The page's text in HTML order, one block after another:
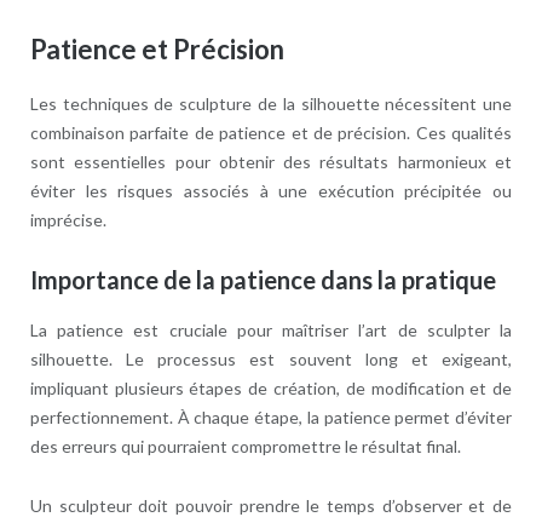
Patience et Précision
Les techniques de sculpture de la silhouette nécessitent une
combinaison parfaite de patience et de précision. Ces qualités
sont essentielles pour obtenir des résultats harmonieux et
éviter les risques associés à une exécution précipitée ou
imprécise.
Importance de la patience dans la pratique
La patience est cruciale pour maîtriser l’art de sculpter la
silhouette. Le processus est souvent long et exigeant,
impliquant plusieurs étapes de création, de modification et de
perfectionnement. À chaque étape, la patience permet d’éviter
des erreurs qui pourraient compromettre le résultat final.
Un sculpteur doit pouvoir prendre le temps d’observer et de